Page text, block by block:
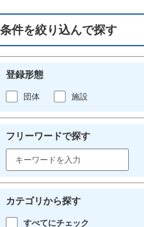
条件を絞り込んで探す
登録形態
団体 施設
フリーワードで探す
カテゴリから探す
すべてにチェック